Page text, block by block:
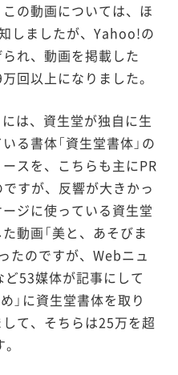
の動画については、ほ
しましたが、Yahoo!の
れ、動画を掲載した
回以上になりました。
は、資生堂が独自に生
る書体「資生堂書体」の
スを、こちらも主にPR
すが、反響が大きかっ
ジに使っている資生堂
動画「美と、あそびま
たのですが、Webニュ
ど53媒体が記事にして
」に資生堂書体を取り
て、そちらは25万を超